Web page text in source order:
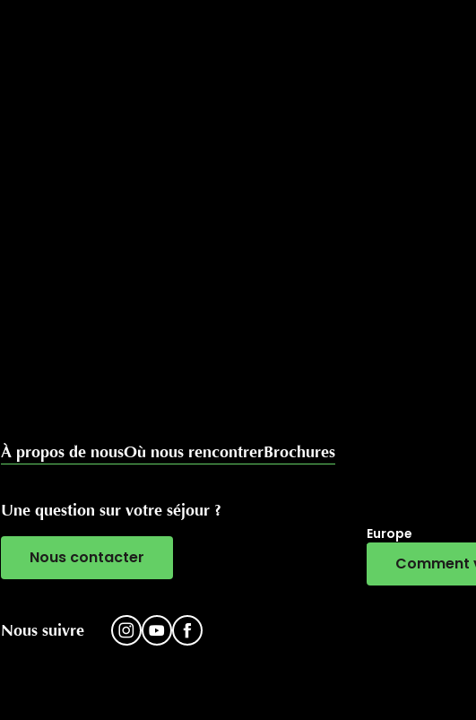
À propos de nousOù nous rencontrerBrochures
Une question sur votre séjour ?
Nous contacter
Nous suivre
Europe
Comment